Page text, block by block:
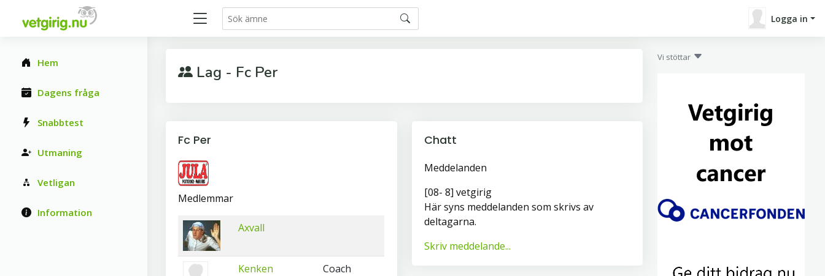
Logga in
Hem
Dagens fråga
Snabbtest
Utmaning
Vetligan
Information
Lag - Fc Per
Fc Per
Medlemmar
Axvall
Kenken Coach
Chatt
Meddelanden
[08- 8] vetgirig
Här syns meddelanden som skrivs av
deltagarna.
Skriv meddelande...
Vi stöttar